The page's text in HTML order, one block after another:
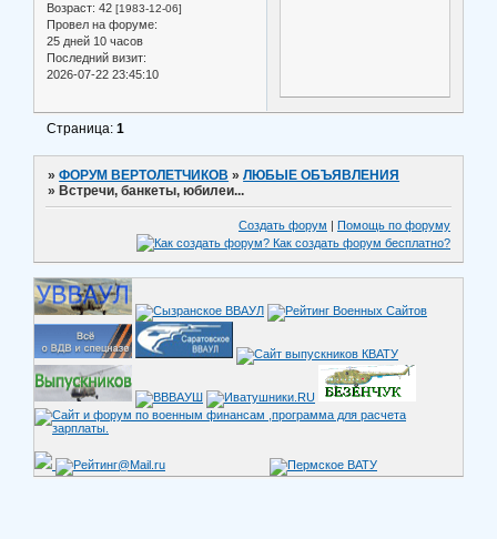
Возраст: 42 [1983-12-06]
Провел на форуме:
25 дней 10 часов
Последний визит:
2026-07-22 23:45:10
Страница:1
»ФОРУМ ВЕРТОЛЕТЧИКОВ »ЛЮБЫЕ ОБЪЯВЛЕНИЯ
»Встречи, банкеты, юбилеи...
Создать форум | Помощь по форуму